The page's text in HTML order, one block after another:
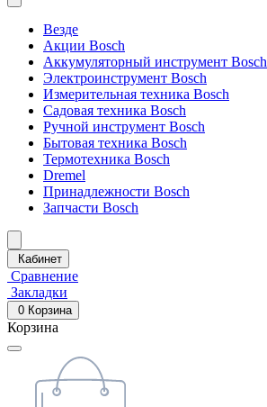
Везде
Акции Bosch
Аккумуляторный инструмент Bosch
Электроинструмент Bosch
Измерительная техника Bosch
Садовая техника Bosch
Ручной инструмент Bosch
Бытовая техника Bosch
Термотехника Bosch
Dremel
Принадлежности Bosch
Запчасти Bosch
Кабинет
Сравнение
Закладки
0 Корзина
Корзина